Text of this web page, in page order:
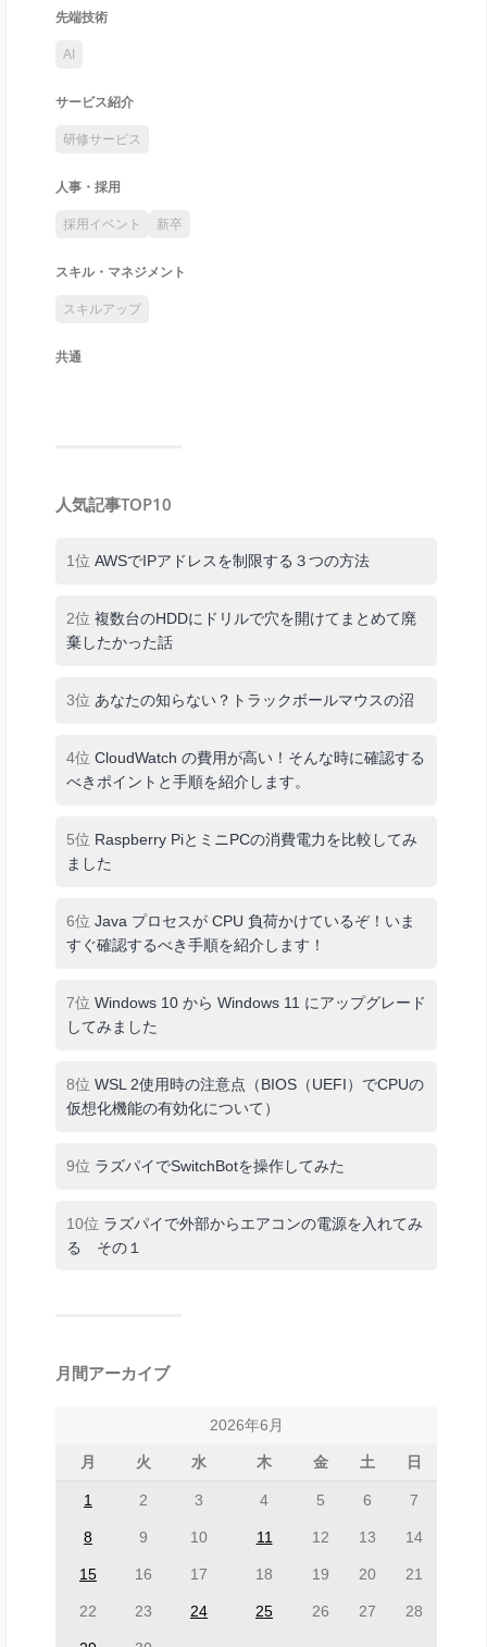
先端技術
AI
サービス紹介
研修サービス
人事・採用
採用イベント 新卒
スキル・マネジメント
スキルアップ
共通
人気記事TOP10
1位 AWSでIPアドレスを制限する３つの方法
2位 複数台のHDDにドリルで穴を開けてまとめて廃
棄したかった話
3位 あなたの知らない？トラックボールマウスの沼
4位 CloudWatch の費用が高い！そんな時に確認する
べきポイントと手順を紹介します。
5位 Raspberry PiとミニPCの消費電力を比較してみ
ました
6位 Java プロセスが CPU 負荷かけているぞ！いま
すぐ確認するべき手順を紹介します！
7位 Windows 10 から Windows 11 にアップグレード
してみました
8位 WSL 2使用時の注意点（BIOS（UEFI）でCPUの
仮想化機能の有効化について）
9位 ラズパイでSwitchBotを操作してみた
10位 ラズパイで外部からエアコンの電源を入れてみ
る その１
月間アーカイブ
2026年6月
月 火 水 木 金 土 日
1 2 3 4 5 6 7
8 9 10 11 12 13 14
15 16 17 18 19 20 21
22 23 24 25 26 27 28